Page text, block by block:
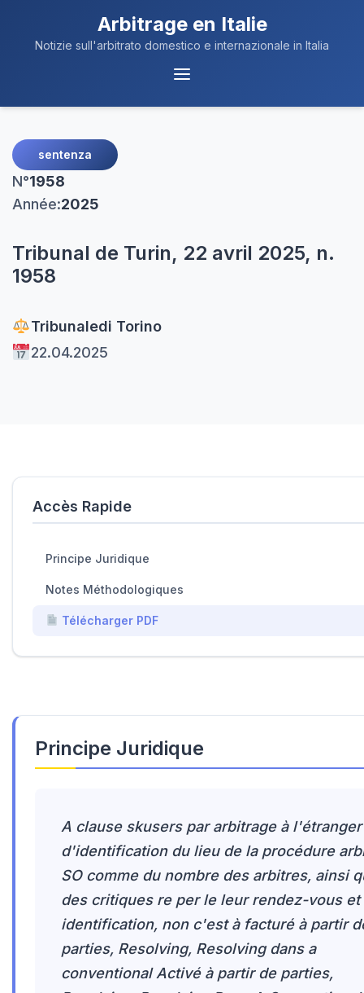
Arbitrage en Italie
Notizie sull'arbitrato domestico e internazionale in Italia
Navigation
sentenza
N°1958
Année:2025
Tribunal de Turin, 22 avril 2025, n.
1958
Tribunaledi Torino
22.04.2025
Principe Juridique
A clause skusers par arbitrage à
d'identification du lieu de la procédure
SO comme du nombre des arbitres, ainsi
des critiques re per le leur rendez-vous et
identification, non c'est à facturé à partir
parties, Resolving, Resolving dans a
conventional Activé à partir de parties,
Accès Rapide
Principe Juridique
Notes Méthodologiques
Télécharger PDF